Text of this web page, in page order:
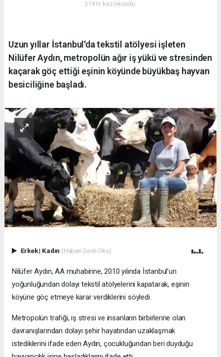
3191+ kez okundu.
Uzun yıllar İstanbul'da tekstil atölyesi işleten
Nilüfer Aydın, metropolün ağır iş yükü ve stresinden
kaçarak göç ettiği eşinin köyünde büyükbaş hayvan
besiciliğine başladı.
Erkek| Kadın (Haberi Sesli Oku)
Nilüfer Aydın, AA muhabirine, 2010 yılında İstanbul’un
yoğunluğundan dolayı tekstil atölyelerini kapatarak, eşinin
köyüne göç etmeye karar verdiklerini söyledi.
Metropolün trafiği, iş stresi ve insanların birbirlerine olan
davranışlarından dolayı şehir hayatından uzaklaşmak
istediklerini ifade eden Aydın, çocukluğundan beri duyduğu